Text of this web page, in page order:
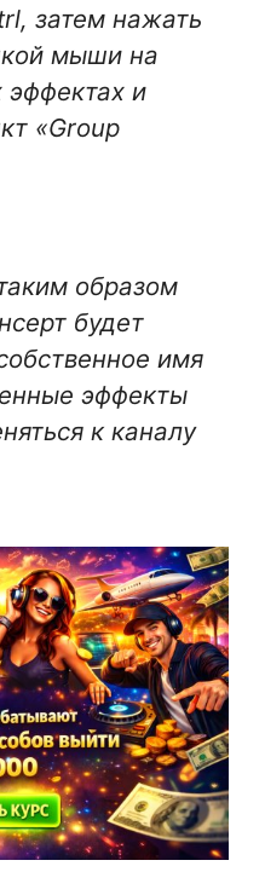
затем нажать
мыши на
и
«Group
образом
будет
имя
эффекты
к каналу